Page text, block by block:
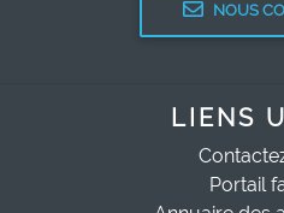
NOUS
LIENS
Portail